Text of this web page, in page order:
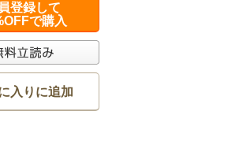
登録して
で購入
入りに追加